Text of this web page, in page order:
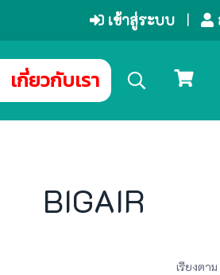
เข้าสู่ระบบ
เกี่ยวกับเรา
BIGAIR
เรียงตาม